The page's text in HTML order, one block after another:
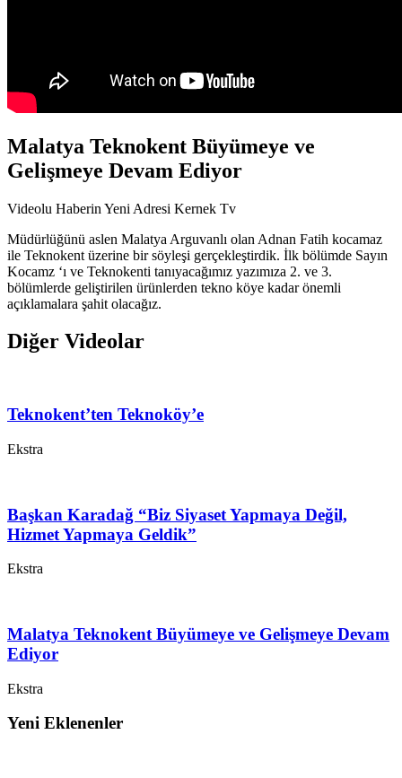
Malatya Teknokent Büyümeye ve
Gelişmeye Devam Ediyor
Videolu Haberin Yeni Adresi Kernek Tv
Müdürlüğünü aslen Malatya Arguvanlı olan Adnan Fatih kocamaz
ile Teknokent üzerine bir söyleşi gerçekleştirdik. İlk bölümde Sayın
Kocamz ‘ı ve Teknokenti tanıyacağımız yazımıza 2. ve 3.
bölümlerde geliştirilen ürünlerden tekno köye kadar önemli
açıklamalara şahit olacağız.
Diğer Videolar
Teknokent’ten Teknoköy’e
Ekstra
Başkan Karadağ “Biz Siyaset Yapmaya Değil,
Hizmet Yapmaya Geldik”
Ekstra
Malatya Teknokent Büyümeye ve Gelişmeye Devam
Ediyor
Ekstra
Yeni Eklenenler